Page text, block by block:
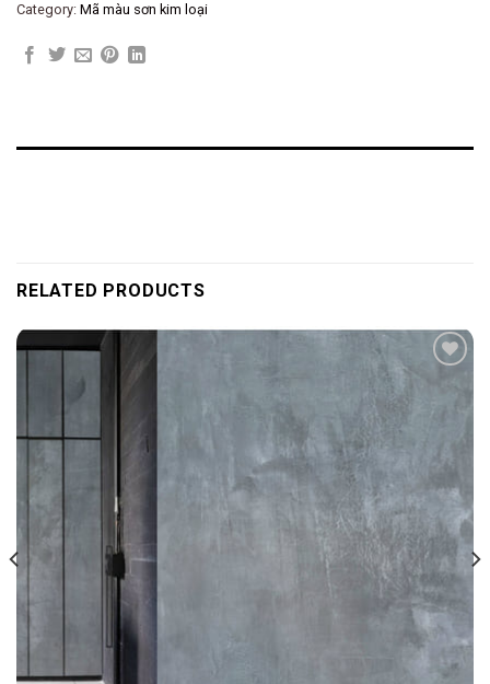
Category: Mã màu sơn kim loại
RELATED PRODUCTS